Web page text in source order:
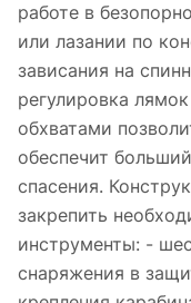
работе в
или лазании по
зависания на
регулировка
обхватами
обеспечит
спасения.
закрепить
инструменты: -
снаряжения в